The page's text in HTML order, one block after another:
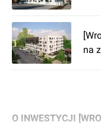
na
O INWESTYCJI